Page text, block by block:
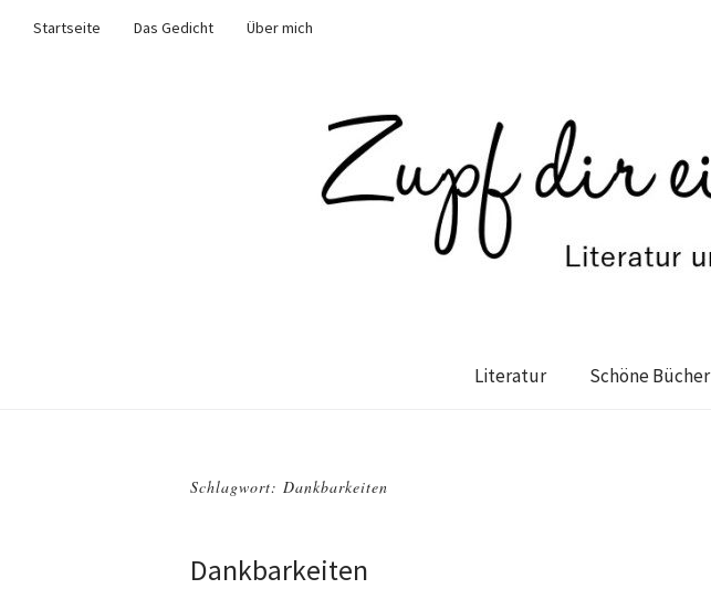
Startseite Das Gedicht
Über mich
Literatur Schöne Bücher
Schlagwort: Dankbarkeiten
Dankbarkeiten